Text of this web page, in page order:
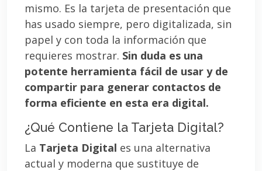
mismo. Es la tarjeta de presentación que
has usado siempre, pero digitalizada, sin
papel y con toda la información que
requieres mostrar. Sin duda es una
potente herramienta fácil de usar y de
compartir para generar contactos de
forma eficiente en esta era digital.
¿Qué Contiene la Tarjeta Digital?
La Tarjeta Digital es una alternativa
actual y moderna que sustituye de